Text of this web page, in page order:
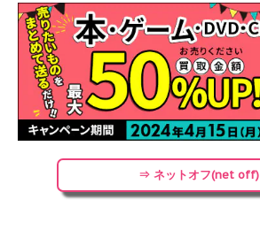
⇒ ネットオフ(net off)